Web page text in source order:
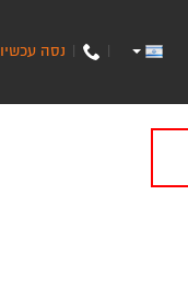
נסה עכשיו